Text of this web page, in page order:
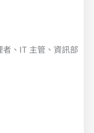
、IT 主管、資訊部